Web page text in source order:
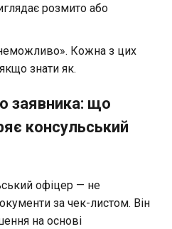
розмито або
Кожна з цих
знати як.
заявника: що
консульський
офіцер — не
за чек-листом. Він
на основі